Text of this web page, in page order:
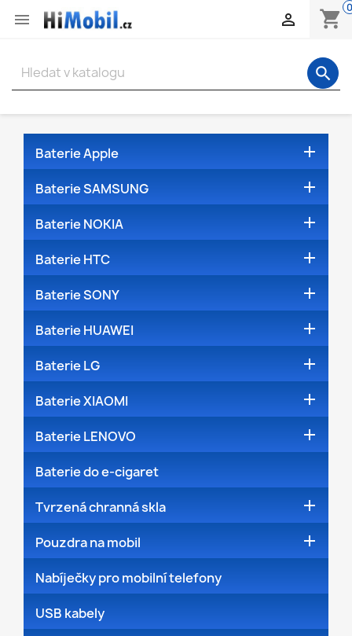
 shopping_cart 0

search
Baterie Apple 
Baterie SAMSUNG 
Baterie NOKIA 
Baterie HTC 
Baterie SONY 
Baterie HUAWEI 
Baterie LG 
Baterie XIAOMI 
Baterie LENOVO 
Baterie do e-cigaret
Tvrzená chranná skla 
Pouzdra na mobil 
Nabíječky pro mobilní telefony
USB kabely